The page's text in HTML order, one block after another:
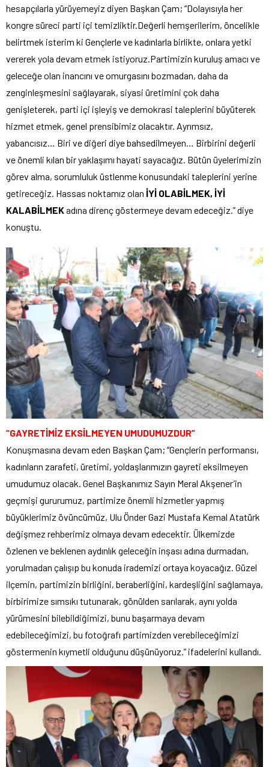
hesapçılarla yürüyemeyiz diyen Başkan Çam; “Dolayısıyla her
kongre süreci parti içi temizliktir.Değerli hemşerilerim, öncelikle
belirtmek isterim ki Gençlerle ve kadınlarla birlikte, onlara yetki
vererek yola devam etmek istiyoruz.Partimizin kuruluş amacı ve
geleceğe olan inancını ve omurgasını bozmadan, daha da
zenginleşmesini sağlayarak, siyasi üretimini çok daha
genişleterek, parti içi işleyiş ve demokrasi taleplerini büyüterek
hizmet etmek, genel prensibimiz olacaktır. Ayrımsız,
yabancısız… Biri ve diğeri diye bahsedilmeyen… Birbirini değerli
ve önemli kılan bir yaklaşımı hayati sayacağız. Bütün üyelerimizin
görev alma, sorumluluk üstlenme konusundaki taleplerini yerine
getireceğiz. Hassas noktamız olan İYİ OLABİLMEK, İYİ
KALABİLMEKadına direnç göstermeye devam edeceğiz.” diye
konuştu.
“GAYRETİMİZ EKSİLMEYEN UMUDUMUZDUR”
Konuşmasına devam eden Başkan Çam; “Gençlerin performansı,
kadınların zarafeti, üretimi, yoldaşlarımızın gayreti eksilmeyen
umudumuz olacak. Genel Başkanımız Sayın Meral Akşener’in
geçmişi gururumuz, partimize önemli hizmetler yapmış
büyüklerimiz övüncümüz, Ulu Önder Gazi Mustafa Kemal Atatürk
değişmez rehberimiz olmaya devam edecektir. Ülkemizde
özlenen ve beklenen aydınlık geleceğin inşası adına durmadan,
yorulmadan çalışıp bu konuda irademizi ortaya koyacağız. Güzel
ilçemin, partimizin birliğini, beraberliğini, kardeşliğini sağlamaya,
birbirimize sımsıkı tutunarak, gönülden sarılarak, aynı yolda
yürümesini bilebildiğimizi, bunu başarmaya devam
edebileceğimizi, bu fotoğrafı partimizden verebileceğimizi
göstermenin kıymetli olduğunu düşünüyoruz.” ifadelerini kullandı.